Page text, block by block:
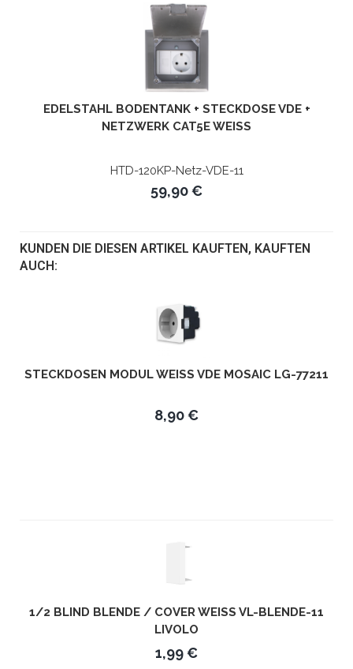
EDELSTAHL BODENTANK + STECKDOSE VDE +
NETZWERK CAT5E WEISS
HTD-120KP-Netz-VDE-11
59,90 €
KUNDEN DIE DIESEN ARTIKEL KAUFTEN, KAUFTEN
AUCH:
STECKDOSEN MODUL WEISS VDE MOSAIC LG-77211
8,90 €
1/2 BLIND BLENDE / COVER WEISS VL-BLENDE-11 L
IVOLO
1,99 €